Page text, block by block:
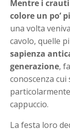
Mentre i
colore un po’
una volta
cavolo, quelle
sapienza
generazione,
conoscenza
cappuccio.
La festa loro